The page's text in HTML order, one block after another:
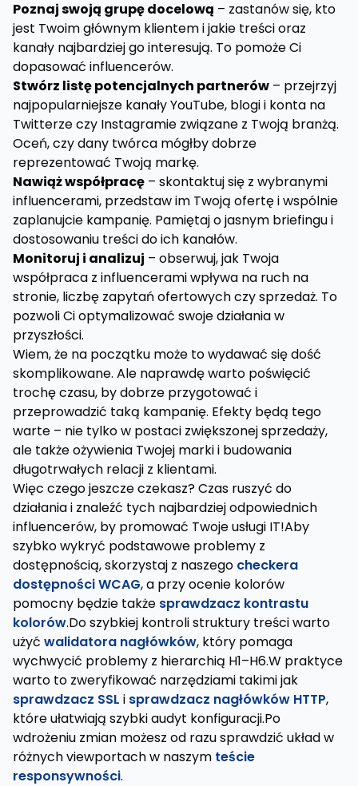
Poznaj swoją grupę docelową – zastanów się, kto
jest Twoim głównym klientem i jakie treści oraz
kanały najbardziej go interesują. To pomoże Ci
dopasować influencerów.
Stwórz listę potencjalnych partnerów – przejrzyj
najpopularniejsze kanały YouTube, blogi i konta na
Twitterze czy Instagramie związane z Twoją branżą.
Oceń, czy dany twórca mógłby dobrze
reprezentować Twoją markę.
Nawiąż współpracę – skontaktuj się z wybranymi
influencerami, przedstaw im Twoją ofertę i wspólnie
zaplanujcie kampanię. Pamiętaj o jasnym briefingu i
dostosowaniu treści do ich kanałów.
Monitoruj i analizuj – obserwuj, jak Twoja
współpraca z influencerami wpływa na ruch na
stronie, liczbę zapytań ofertowych czy sprzedaż. To
pozwoli Ci optymalizować swoje działania w
przyszłości.
Wiem, że na początku może to wydawać się dość
skomplikowane. Ale naprawdę warto poświęcić
trochę czasu, by dobrze przygotować i
przeprowadzić taką kampanię. Efekty będą tego
warte – nie tylko w postaci zwiększonej sprzedaży,
ale także ożywienia Twojej marki i budowania
długotrwałych relacji z klientami.
Więc czego jeszcze czekasz? Czas ruszyć do
działania i znaleźć tych najbardziej odpowiednich
influencerów, by promować Twoje usługi IT!Aby
szybko wykryć podstawowe problemy z
dostępnością, skorzystaj z naszego checkera
dostępności WCAG, a przy ocenie kolorów
pomocny będzie także sprawdzacz kontrastu
kolorów.Do szybkiej kontroli struktury treści warto
użyć walidatora nagłówków, który pomaga
wychwycić problemy z hierarchią H1–H6.W praktyce
warto to zweryfikować narzędziami takimi jak
sprawdzacz SSL i sprawdzacz nagłówków HTTP,
które ułatwiają szybki audyt konfiguracji.Po
wdrożeniu zmian możesz od razu sprawdzić układ w
różnych viewportach w naszym teście
responsywności.